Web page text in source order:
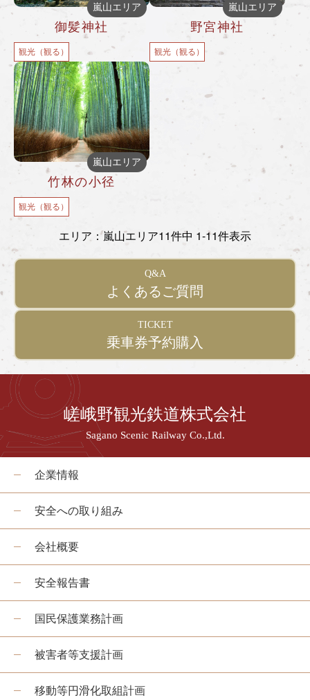
嵐山エリア
御髪神社
観光（観る）
嵐山エリア
野宮神社
観光（観る）
嵐山エリア
竹林の小径
観光（観る）
エリア：嵐山エリア11件中 1-11件表示
Q&A
よくあるご質問
TICKET
乗車券予約購入
嵯峨野観光鉄道株式会社
Sagano Scenic Railway Co.,Ltd.
企業情報
安全への取り組み
会社概要
安全報告書
国民保護業務計画
被害者等支援計画
移動等円滑化取組計画